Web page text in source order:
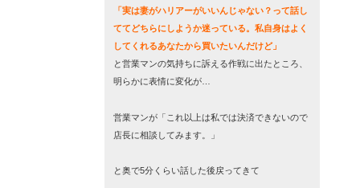
「実は妻がハリアーがいいんじゃない？って話し
ててどちらにしようか迷っている。私自身はよく
してくれるあなたから買いたいんだけど」
と営業マンの気持ちに訴える作戦に出たところ、
明らかに表情に変化が…
営業マンが「これ以上は私では決済できないので
店長に相談してみます。」
と奥で5分くらい話した後戻ってきて